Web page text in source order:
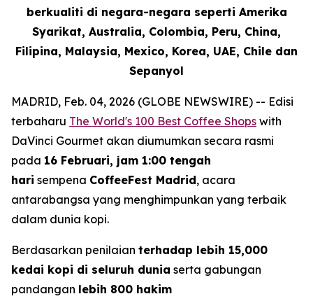
berkualiti di negara-negara seperti Amerika
Syarikat, Australia, Colombia, Peru, China,
Filipina, Malaysia, Mexico, Korea, UAE, Chile dan
Sepanyol
MADRID, Feb. 04, 2026 (GLOBE NEWSWIRE) -- Edisi
terbaharu The World's 100 Best Coffee Shops with
DaVinci Gourmet akan diumumkan secara rasmi
pada 16 Februari, jam 1:00 tengah
hari sempena CoffeeFest Madrid, acara
antarabangsa yang menghimpunkan yang terbaik
dalam dunia kopi.
Berdasarkan penilaian terhadap lebih 15,000
kedai kopi di seluruh dunia serta gabungan
pandangan lebih 800 hakim